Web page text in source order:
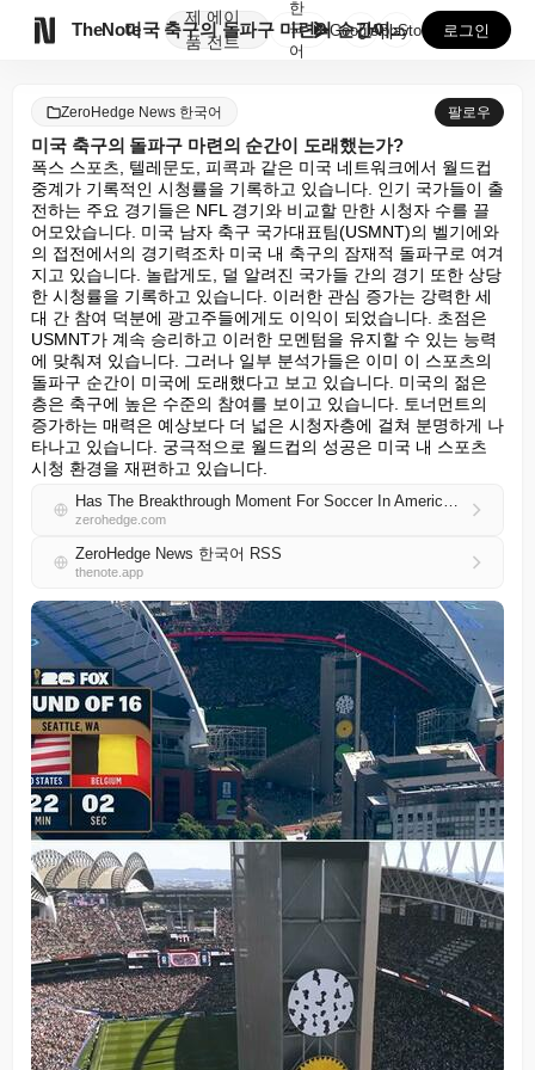
TheNote
제
품
에이
전트
미국 축구의 돌파구 마련의 순간이 도래했는가?
한
국
어
GooglePlay
AppStore 로그인
ZeroHedge News 한국어 팔로우
미국 축구의 돌파구 마련의 순간이 도래했는가?
폭스 스포츠, 텔레문도, 피콕과 같은 미국 네트워크에서 월드컵
중계가 기록적인 시청률을 기록하고 있습니다. 인기 국가들이 출
전하는 주요 경기들은 NFL 경기와 비교할 만한 시청자 수를 끌
어모았습니다. 미국 남자 축구 국가대표팀(USMNT)의 벨기에와
의 접전에서의 경기력조차 미국 내 축구의 잠재적 돌파구로 여겨
지고 있습니다. 놀랍게도, 덜 알려진 국가들 간의 경기 또한 상당
한 시청률을 기록하고 있습니다. 이러한 관심 증가는 강력한 세
대 간 참여 덕분에 광고주들에게도 이익이 되었습니다. 초점은
USMNT가 계속 승리하고 이러한 모멘텀을 유지할 수 있는 능력
에 맞춰져 있습니다. 그러나 일부 분석가들은 이미 이 스포츠의
돌파구 순간이 미국에 도래했다고 보고 있습니다. 미국의 젊은
층은 축구에 높은 수준의 참여를 보이고 있습니다. 토너먼트의
증가하는 매력은 예상보다 더 넓은 시청자층에 걸쳐 분명하게 나
타나고 있습니다. 궁극적으로 월드컵의 성공은 미국 내 스포츠
시청 환경을 재편하고 있습니다.
Has The Breakthrough Moment For Soccer In America Arrived?
zerohedge.com
ZeroHedge News 한국어 RSS
thenote.app